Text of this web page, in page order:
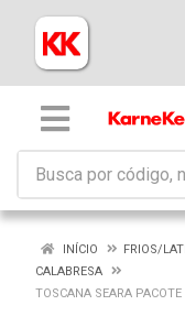
INÍCIO
FRIOS/
CALABRESA
TOSCANA SEARA